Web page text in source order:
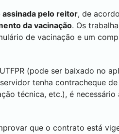
assinada pelo reitor, de
da vacinação. Os
de vacinação e um
(pode ser baixado no
tenha contracheque
técnica, etc.), é necessário
que o contrato está